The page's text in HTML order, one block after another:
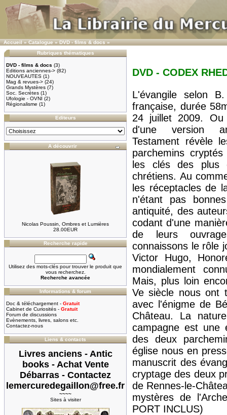
Accueil»Catalogue»DVD - films & docs»
Rubriques thématiques
DVD - films & docs (3)
Editions anciennes-> (82)
NOUVEAUTES (1)
Mag & revues-> (24)
Grands Mystères (7)
Soc. Secrètes (1)
Ufologie - OVNI (2)
Régionalisme (1)
Editeurs
A découvrir
Nicolas Poussin, Ombres et Lumières
28.00EUR
Recherche rapide
Utilisez des mots-clés pour trouver le produit que
vous recherchez.
Recherche avancée
Informations & forum
Doc & téléchargement - Gratuit
Cabinet de Curiosités - Gratuit
Forum de discussions
Evènements, livres, salons etc.
Contactez-nous
Liens & contacts
Livres anciens - Antic
books - Achat Vente
Débarras - Contactez
lemercuredegaillon@free.fr
~~~~
Sites à visiter
DVD - CODEX
L'évangile selon
française, durée
24 juillet 2009. Ou
d'une version
Testament révèle
parchemins
les clés des plus
chrétiens. Au
les réceptacles de
n'étant pas
antiquité, des
codant d'une
de leurs
connaissons le rôle
Victor Hugo,
mondialement
Mais, plus loin
Ve siècle nous ont
avec l'énigme de
Château. La
campagne est une
des deux
église nous en
manuscrit des
cryptage des deux
de Rennes-le-
mystères de
PORT INCLUS)